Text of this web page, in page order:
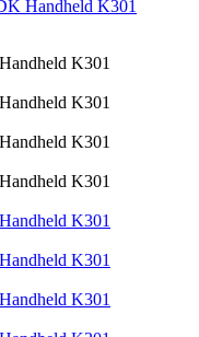
Handheld K301